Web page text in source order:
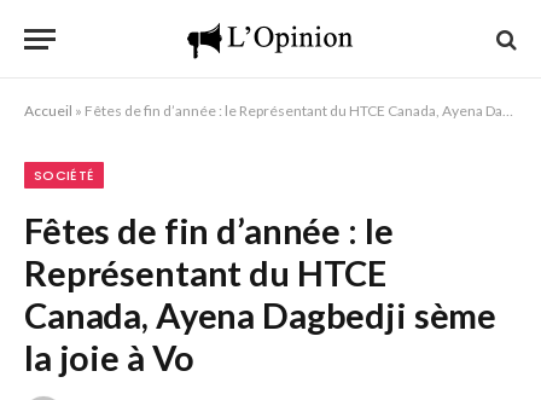
Accueil » Fêtes de fin d’année : le Représentant du HTCE Canada, Ayena Dagbedji sème la joie à Vo
SOCIÉTÉ
Fêtes de fin d’année : le
Représentant du HTCE
Canada, Ayena Dagbedji sème
la joie à Vo